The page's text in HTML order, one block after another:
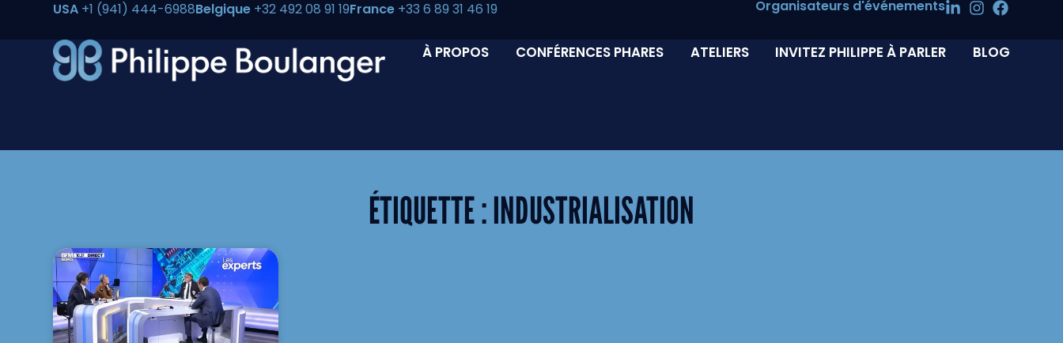
USA +1 (941) 444-6988Belgique +32 492 08 91 19France +33 6 89 31 46 19 Organisateurs d'événements
À PROPOS CONFÉRENCES PHARES ATELIERS INVITEZ PHILIPPE À PARLER BLOG
ÉTIQUETTE :INDUSTRIALISATION